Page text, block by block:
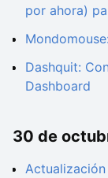
por ahora)
Dashquit:
Dashboard
30 de
Actualización